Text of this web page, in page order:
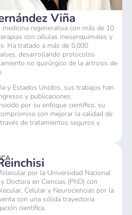
Viña
medicina regenerativa con más de 10
con células mesenquimales y
Ha tratado a más de 5.000
desarrollando protocolos
no quirúrgico de la artrosis de
y Estados Unidos, sus trabajos han
y publicaciones
por su enfoque científico, su
con mejorar la calidad de
de tratamientos seguros y
por la Universidad Nacional
Doctora en Ciencias (PhD) con
Celular y Neurociencias por la
con una sólida trayectoria
científica.